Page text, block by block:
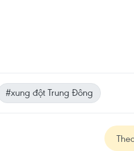
#xung đột Trung Đông